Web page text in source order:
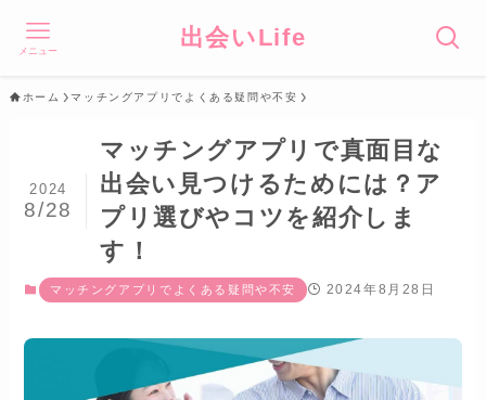
出会いLife
メニュー
ホーム マッチングアプリでよくある疑問や不安
マッチングアプリで真面目な
出会い見つけるためには？ア
プリ選びやコツを紹介しま
す！
2024
8/28
マッチングアプリでよくある疑問や不安 2024年8月28日